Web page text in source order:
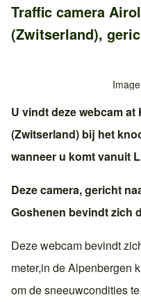
Traffic camera
(Zwitserland),
U vindt deze webcam at
(Zwitserland) bij het
wanneer u komt vanuit
Deze camera, gericht
Goshenen bevindt zich
Deze webcam bevindt
meter,in de Alpenbergen
om de sneeuwcondities